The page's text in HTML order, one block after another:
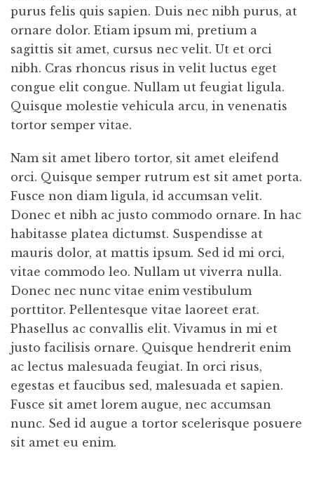
purus felis quis sapien. Duis nec nibh purus, at
ornare dolor. Etiam ipsum mi, pretium a
sagittis sit amet, cursus nec velit. Ut et orci
nibh. Cras rhoncus risus in velit luctus eget
congue elit congue. Nullam ut feugiat ligula.
Quisque molestie vehicula arcu, in venenatis
tortor semper vitae.
Nam sit amet libero tortor, sit amet eleifend
orci. Quisque semper rutrum est sit amet porta.
Fusce non diam ligula, id accumsan velit.
Donec et nibh ac justo commodo ornare. In hac
habitasse platea dictumst. Suspendisse at
mauris dolor, at mattis ipsum. Sed id mi orci,
vitae commodo leo. Nullam ut viverra nulla.
Donec nec nunc vitae enim vestibulum
porttitor. Pellentesque vitae laoreet erat.
Phasellus ac convallis elit. Vivamus in mi et
justo facilisis ornare. Quisque hendrerit enim
ac lectus malesuada feugiat. In orci risus,
egestas et faucibus sed, malesuada et sapien.
Fusce sit amet lorem augue, nec accumsan
nunc. Sed id augue a tortor scelerisque posuere
sit amet eu enim.